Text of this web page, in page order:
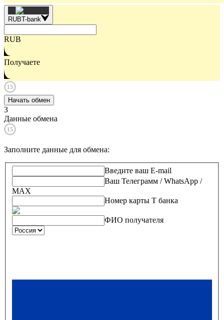
RUBT-bank
RUB
Получаете
15
Начать обмен
3
Данные обмена
15
Заполните данные для обмена:
Введите ваш E-mail
Ваш Телеграмм / WhatsApp /
MAX
Номер карты Т банка
ФИО получателя